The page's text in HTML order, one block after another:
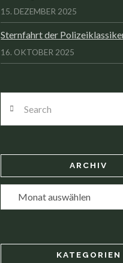
15. DEZEMBER 2025
Sternfahrt der
16. OKTOBER 2025
ARCHIV
Archiv
KATEGORIEN